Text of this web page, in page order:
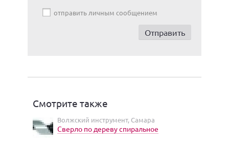
отправить личным сообщением
Смотрите также
Волжский инструмент, Самара
Сверло по дереву спиральное